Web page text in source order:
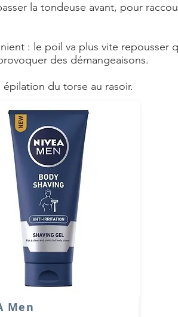
la tondeuse avant, pour
: le poil va plus vite repousser
des démangeaisons.
du torse au rasoir.
Men